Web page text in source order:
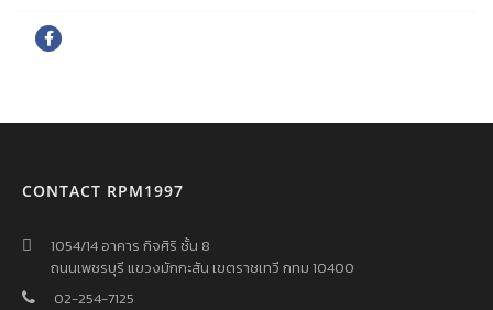
CONTACT RPM1997
1054/14 อาคาร กิจศิริ ชั้น 8
ถนนเพชรบุรี แขวงมักกะสัน เขตราชเทวี กทม 10400
02-254-7125